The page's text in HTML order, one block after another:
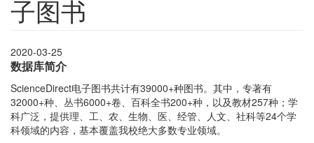
子图书
2020-03-25
数据库简介
ScienceDirect电子图书共计有39000+种图书。其中，专著有
32000+种、丛书6000+卷、百科全书200+种，以及教材257种；学
科广泛，提供理、工、农、生物、医、经管、人文、社科等24个学
科领域的内容，基本覆盖我校绝大多数专业领域。